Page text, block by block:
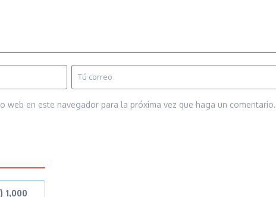
web en este navegador para la próxima vez que haga un comentario.
1,000